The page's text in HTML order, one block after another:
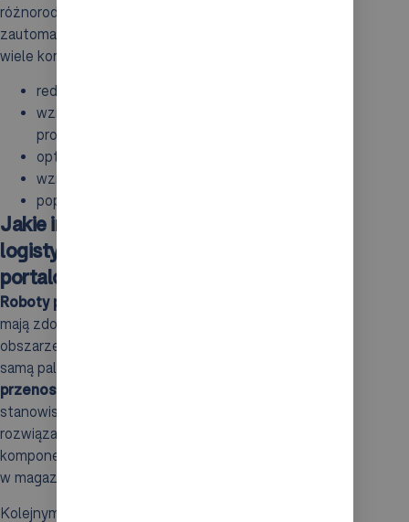
różnorodne materiały pakowe. Ich integracja w
zautomatyzowanych liniach produkcyjnych przynosi
wiele korzyści, takich jak:
redukcja kosztów pracy,
wzrost efektywności całego procesu
produkcyjnego,
optymalizacja zarządzania przestrzenią roboczą,
wzrost precyzji i dokładności,
poprawa bezpieczeństwa pracy.
Jakie inne procesy produkcyjne i
logistyczne mogą realizować roboty
portalowe?
Roboty portalowe
mają zdolność do realizacji różnorodnych zadań w
obszarze produkcji i logistyki, które wykraczają poza
samą paletyzację. Ich kluczową funkcją jest
przenoszenie elementów
stanowiskami roboczymi, co czyni je idealnym
rozwiązaniem do transportu dużych i ciężkich
komponentów zarówno na liniach produkcyjnych, jak i
w magazynach.
Kolejnym ważnym aspektem wykorzystania robotów